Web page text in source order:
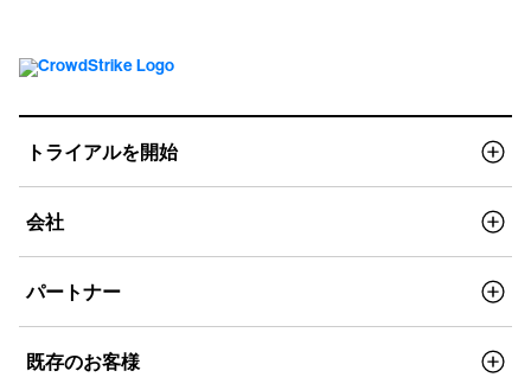
トライアルを開始
会社
パートナー
既存のお客様